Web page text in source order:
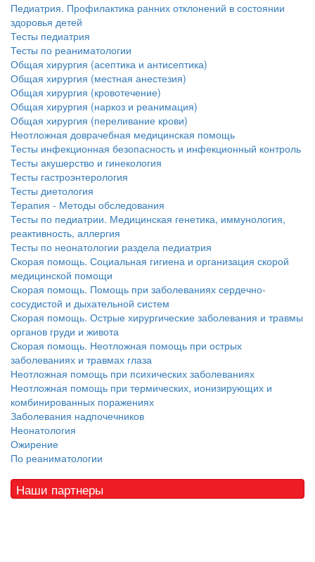
Педиатрия. Профилактика ранних отклонений в состоянии
здоровья детей
Тесты педиатрия
Тесты по реаниматологии
Общая хирургия (асептика и антисептика)
Общая хирургия (местная анестезия)
Общая хирургия (кровотечение)
Общая хирургия (наркоз и реанимация)
Общая хирургия (переливание крови)
Неотложная доврачебная медицинская помощь
Тесты инфекционная безопасность и инфекционный контроль
Тесты акушерство и гинекология
Тесты гастроэнтерология
Тесты диетология
Терапия - Методы обследования
Тесты по педиатрии. Медицинская генетика, иммунология,
реактивность, аллергия
Тесты по неонатологии раздела педиатрия
Скорая помощь. Социальная гигиена и организация скорой
медицинской помощи
Скорая помощь. Помощь при заболеваниях сердечно-
сосудистой и дыхательной систем
Скорая помощь. Острые хирургические заболевания и травмы
органов груди и живота
Скорая помощь. Неотложная помощь при острых
заболеваниях и травмах глаза
Неотложная помощь при психических заболеваниях
Неотложная помощь при термических, ионизирующих и
комбинированных поражениях
Заболевания надпочечников
Неонатология
Ожирение
По реаниматологии
Наши партнеры